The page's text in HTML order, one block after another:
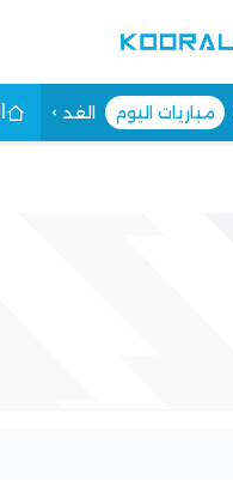
مباريات اليوم الغد